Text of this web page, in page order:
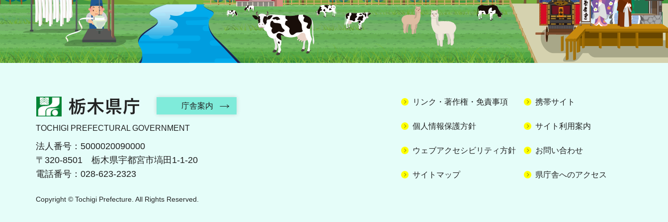
栃木県庁 庁舎案内
TOCHIGI PREFECTURAL GOVERNMENT
法人番号：5000020090000
〒320-8501 栃木県宇都宮市塙田1-1-20
電話番号：028-623-2323
リンク・著作権・免責事項 携帯サイト
個人情報保護方針 サイト利用案内
ウェブアクセシビリティ方針 お問い合わせ
サイトマップ 県庁舎へのアクセス
Copyright © Tochigi Prefecture. All Rights Reserved.